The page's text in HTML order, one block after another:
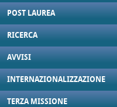
POST LAUREA
RICERCA
AVVISI
INTERNAZIONALIZZAZIONE
TERZA MISSIONE